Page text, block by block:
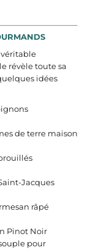
véritable
révèle toute sa
idées
de terre maison
Jacques
râpé
Pinot Noir
pour